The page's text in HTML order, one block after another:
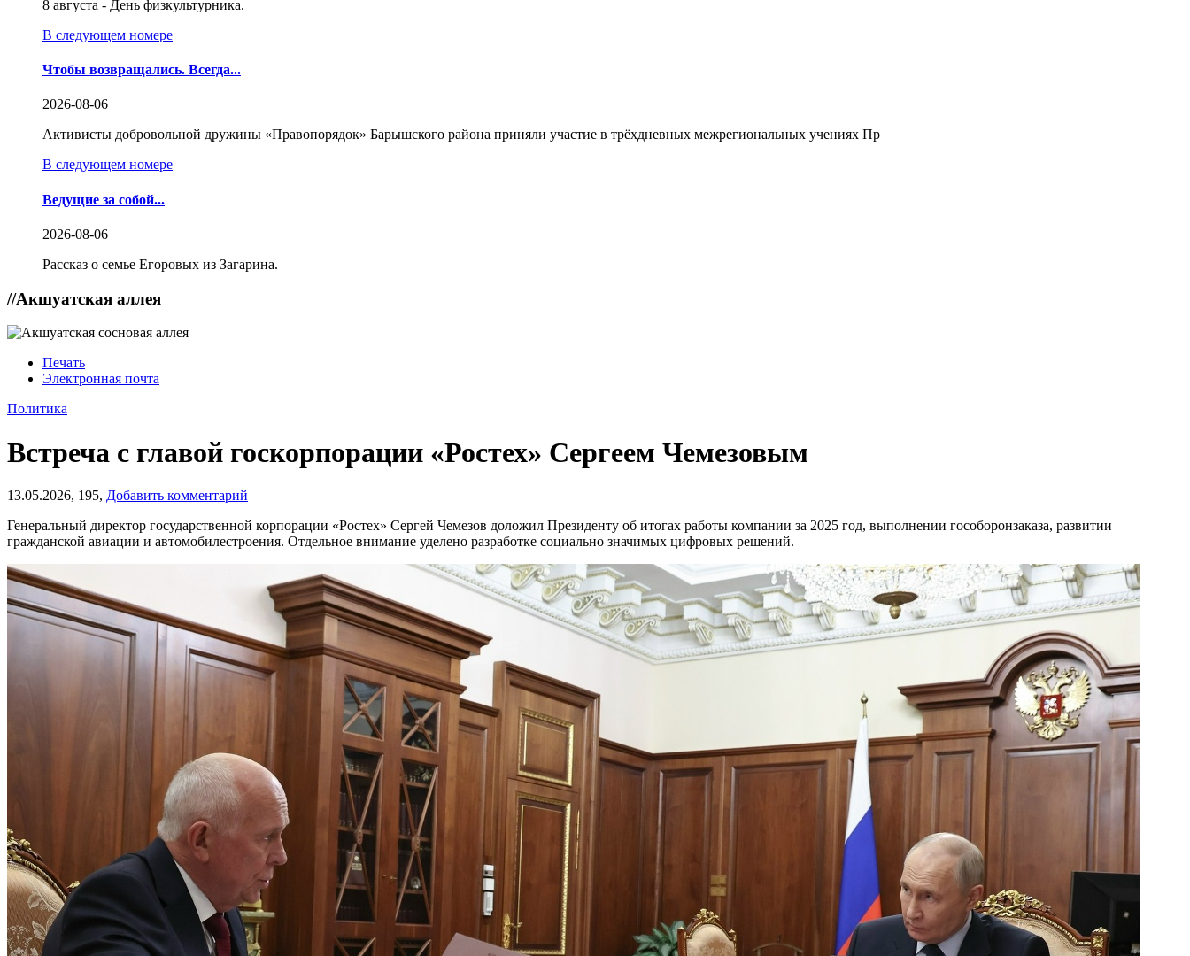
8 августа - День физкультурника.
В следующем номере
Чтобы возвращались. Всегда...
2026-08-06
Активисты добровольной дружины «Правопорядок» Барышского района приняли участие в трёхдневных межрегиональных учениях Пр
В следующем номере
Ведущие за собой...
2026-08-06
Рассказ о семье Егоровых из Загарина.
//Акшуатская аллея
Печать
Электронная почта
Политика
Встреча с главой госкорпорации «Ростех» Сергеем Чемезовым
13.05.2026, 195, Добавить комментарий
Генеральный директор государственной корпорации «Ростех» Сергей Чемезов доложил Президенту об итогах работы компании за 2025 год, выполнении гособоронзаказа, развитии
гражданской авиации и автомобилестроения. Отдельное внимание уделено разработке социально значимых цифровых решений.